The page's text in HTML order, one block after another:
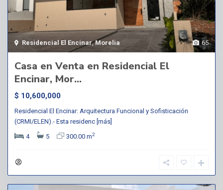
65
Residencial El Encinar,Morelia
Casa en Venta en Residencial El
Encinar, Mor...
$ 10,600,000
Residencial El Encinar: Arquitectura Funcional y Sofisticación
(CRMI/ELEN).- Esta residenc [más]
4
5 300.00 m2